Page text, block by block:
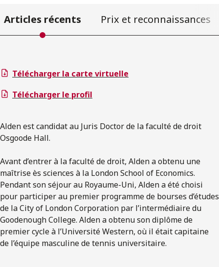
Articles récents Prix et reconnaissances
Télécharger la carte virtuelle
Télécharger le profil
Alden est candidat au Juris Doctor de la faculté de droit
Osgoode Hall.
Avant d’entrer à la faculté de droit, Alden a obtenu une
maîtrise ès sciences à la London School of Economics.
Pendant son séjour au Royaume-Uni, Alden a été choisi
pour participer au premier programme de bourses d’études
de la City of London Corporation par l’intermédiaire du
Goodenough College. Alden a obtenu son diplôme de
premier cycle à l’Université Western, où il était capitaine
de l’équipe masculine de tennis universitaire.